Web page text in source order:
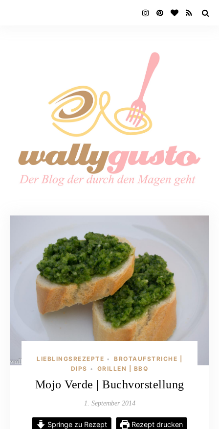
LIEBLINGSREZEPTE •
BROTAUFSTRICHE |
DIPS • GRILLEN | BBQ
Mojo Verde | Buchvorstellung
1. September 2014
Springe zu Rezept Rezept drucken